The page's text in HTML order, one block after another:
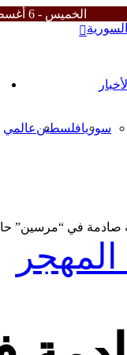
الأخبار
سوريافلسطينعالمي
الخميس - 6 أغسطس 2026
صادمة في “مرسين”